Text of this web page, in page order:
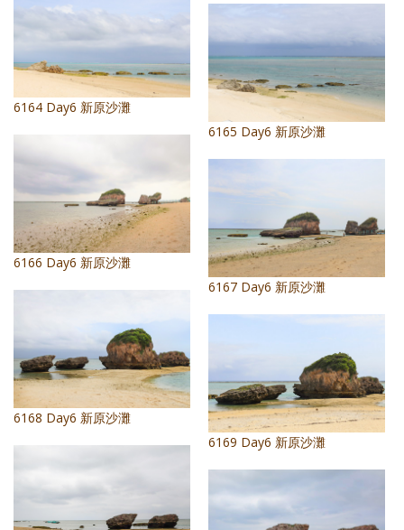
6164 Day6 新原沙灘
6165 Day6 新原沙灘
6166 Day6 新原沙灘
6167 Day6 新原沙灘
6168 Day6 新原沙灘
6169 Day6 新原沙灘